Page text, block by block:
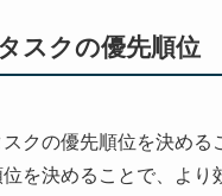
タスクの優先順位
スクの優先順位を決め
位を決めることで、より